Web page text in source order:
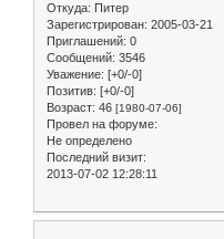
Откуда: Питер
Зарегистрирован: 2005-03-21
Приглашений: 0
Сообщений: 3546
Уважение: [+0/-0]
Позитив: [+0/-0]
Возраст: 46 [1980-07-06]
Провел на форуме:
Не определено
Последний визит:
2013-07-02 12:28:11